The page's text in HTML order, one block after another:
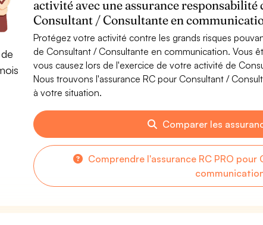
activité avec une assurance
Consultant / Consultante en
Protégez votre activité contre les grands risques
de Consultant / Consultante en communication. Vous
vous causez lors de l'exercice de votre activité de
Nous trouvons l'assurance RC pour Consultant /
à votre situation.
Comparer les
Comprendre l'assurance RC PRO